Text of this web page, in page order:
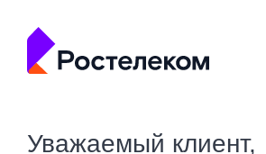
Уважаемый клиент,